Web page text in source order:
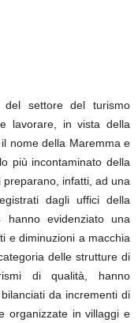
del settore del turismo
lavorare, in vista della
nome della Maremma e
più incontaminato della
infatti, ad una
dagli uffici della
hanno evidenziato una
e diminuzioni a macchia
delle strutture di
di qualità, hanno
da incrementi di
organizzate in villaggi e